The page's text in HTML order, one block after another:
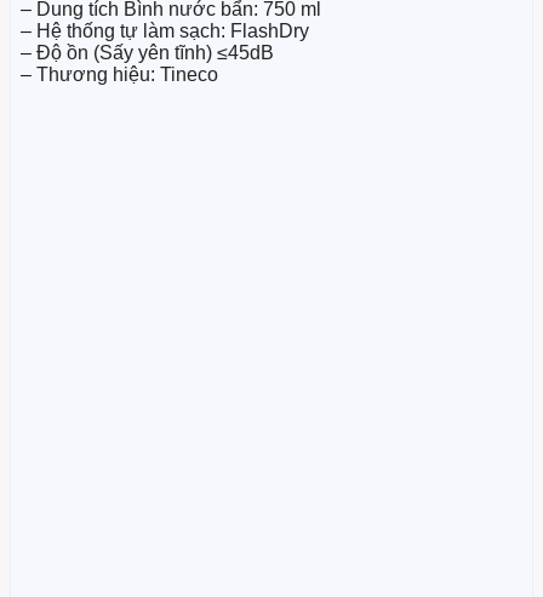
– Dung tích Bình nước bẩn: 750 ml
– Hệ thống tự làm sạch: FlashDry
– Độ ồn (Sấy yên tĩnh) ≤45dB
– Thương hiệu: Tineco